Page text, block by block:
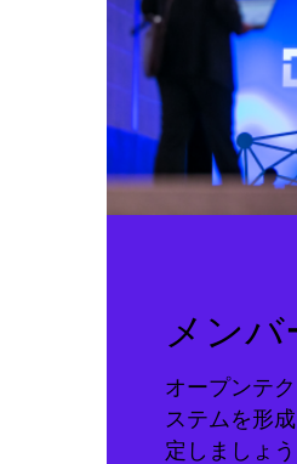
メンバ
オープンテ
ステムを形
定しましょう